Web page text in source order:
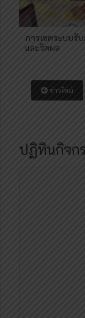
การเซตระบบรั
และวัดผล
t
s
ข่าวใหม่
ปฏิทินกิจก